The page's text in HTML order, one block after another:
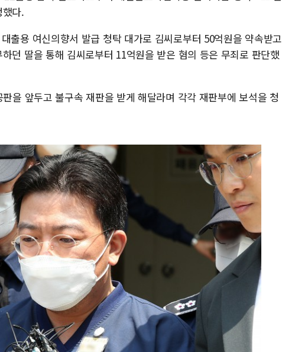
다.
출용 여신의향서 발급 청탁 대가로 김씨로부터 50억원을 약속받고
던 딸을 통해 김씨로부터 11억원을 받은 혐의 등은 무죄로 판단했
을 앞두고 불구속 재판을 받게 해달라며 각각 재판부에 보석을 청